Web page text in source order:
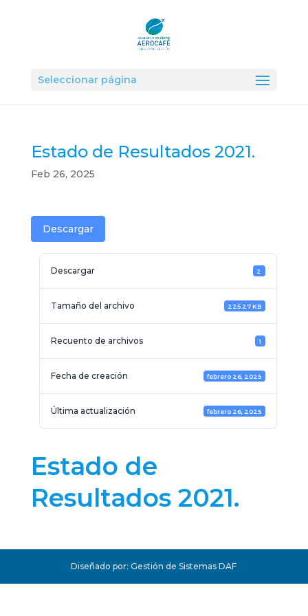
Seleccionar página
Estado de Resultados 2021.
Feb 26, 2025
Descargar
Descargar 2
Tamaño del archivo 225.27 KB
Recuento de archivos 1
Fecha de creación febrero 26, 2025
Última actualización febrero 26, 2025
Estado de
Resultados 2021.
Diseñado por: Gestión de Sistemas DAF